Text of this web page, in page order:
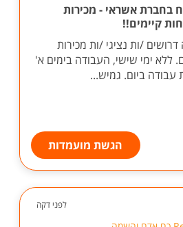
ש"ח בחברת אשראי - מכירות
קיימים!!
/ות נציגי /ות מכירות
ללא ימי שישי, העבודה בימים א'
הגשת מועמדות
לפני דקה